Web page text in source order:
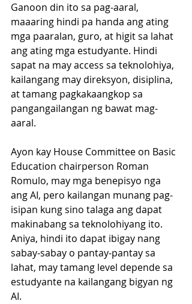
Ganoon din ito sa pag-aaral,
maaaring hindi pa handa ang ating
mga paaralan, guro, at higit sa lahat
ang ating mga estudyante. Hindi
sapat na may access sa teknolohiya,
kailangang may direksyon, disiplina,
at tamang pagkakaangkop sa
pangangailangan ng bawat mag-
aaral.
Ayon kay House Committee on Basic
Education chairperson Roman
Romulo, may mga benepisyo nga
ang AI, pero kailangan munang pag-
isipan kung sino talaga ang dapat
makinabang sa teknolohiyang ito.
Aniya, hindi ito dapat ibigay nang
sabay-sabay o pantay-pantay sa
lahat, may tamang level depende sa
estudyante na kailangang bigyan ng
AI.